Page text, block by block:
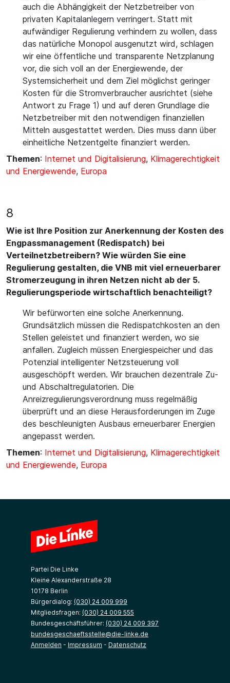
auch die Abhängigkeit der Netzbetreiber von
privaten Kapitalanlegern verringert. Statt mit
aufwändiger Regulierung verhindern zu wollen, dass
das natürliche Monopol ausgenutzt wird, schlagen
wir eine öffentliche und transparente Netzplanung
vor, die sich voll an der Energiewende, der
Systemsicherheit und dem Ziel möglichst geringer
Kosten für die Stromverbraucher ausrichtet (siehe
Antwort zu Frage 1) und auf deren Grundlage die
Netzbetreiber mit den notwendigen finanziellen
Mitteln ausgestattet werden. Dies muss dann über
einheitliche Netzentgelte finanziert werden.
Themen: Internet und Digitalisierung, Klimagerechtigkeit
und Energiewende, Europa
8
Wie ist Ihre Position zur Anerkennung der Kosten des
Engpassmanagement (Redispatch) bei
Verteilnetzbetreibern? Wie würden Sie eine
Regulierung gestalten, die VNB mit viel erneuerbarer
Stromerzeugung in ihren Netzen nicht ab der 5.
Regulierungsperiode wirtschaftlich benachteiligt?
Wir befürworten eine solche Anerkennung.
Grundsätzlich müssen die Redispatchkosten an den
Stellen geleistet und finanziert werden, wo sie
anfallen. Zugleich müssen Energiespeicher und das
Potenzial intelligenter Netzsteuerung voll
ausgeschöpft werden. Wir brauchen dezentrale Zu-
und Abschaltregulatorien. Die
Anreizregulierungsverordnung muss regelmäßig
überprüft und an diese Herausforderungen im Zuge
des beschleunigten Ausbaus erneuerbarer Energien
angepasst werden.
Themen: Internet und Digitalisierung, Klimagerechtigkeit
und Energiewende, Europa
Partei Die Linke
Kleine Alexanderstraße 28
10178 Berlin
Bürgerdialog: (030) 24 009 999
Mitgliedsfragen: (030) 24 009 555
Bundesgeschäftsführer: (030) 24 009 397
bundesgeschaeftsstelle@die-linke.de
Anmelden - Impressum - Datenschutz